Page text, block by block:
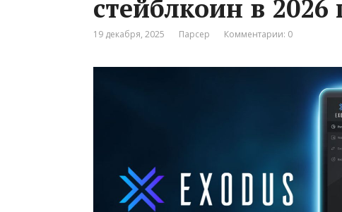
стейблкоин в 2026
19 декабря, 2025 Парсер Комментарии: 0